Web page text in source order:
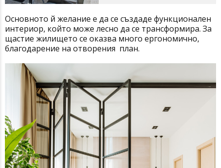
Основното й желание е да се създаде функционален
интериор, който може лесно да се трансформира. За
щастие жилището се оказва много ергономично,
благодарение на отворения план.